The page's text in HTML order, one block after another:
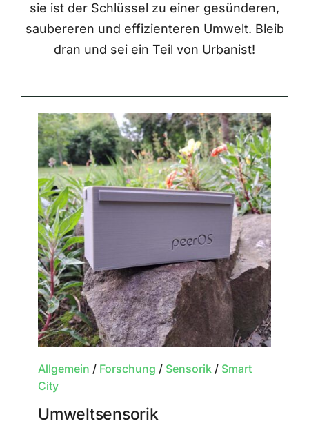
sie ist der Schlüssel zu einer gesünderen,
saubereren und effizienteren Umwelt. Bleib
dran und sei ein Teil von Urbanist!
Allgemein / Forschung / Sensorik/ Smart
City
Umweltsensorik